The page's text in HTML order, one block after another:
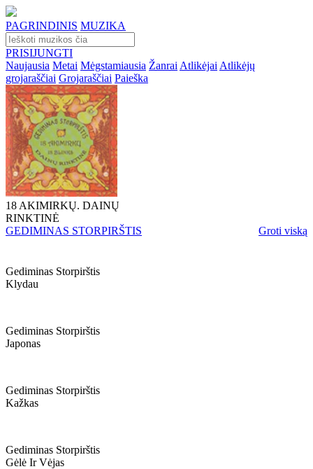
PAGRINDINIS MUZIKA
PRISIJUNGTI
Naujausia Metai Mėgstamiausia Žanrai Atlikėjai Atlikėjų
grojaraščiai Grojaraščiai Paieška
18 AKIMIRKŲ. DAINŲ
RINKTINĖ
GEDIMINAS STORPIRŠTIS
Groti viską
Gediminas Storpirštis
Klydau
Gediminas Storpirštis
Japonas
Gediminas Storpirštis
Kažkas
Gediminas Storpirštis
Gėlė Ir Vėjas